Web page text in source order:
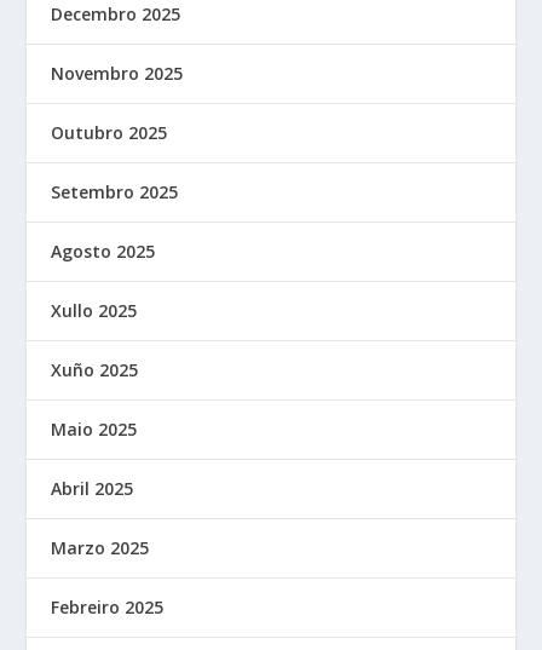
Decembro 2025
Novembro 2025
Outubro 2025
Setembro 2025
Agosto 2025
Xullo 2025
Xuño 2025
Maio 2025
Abril 2025
Marzo 2025
Febreiro 2025